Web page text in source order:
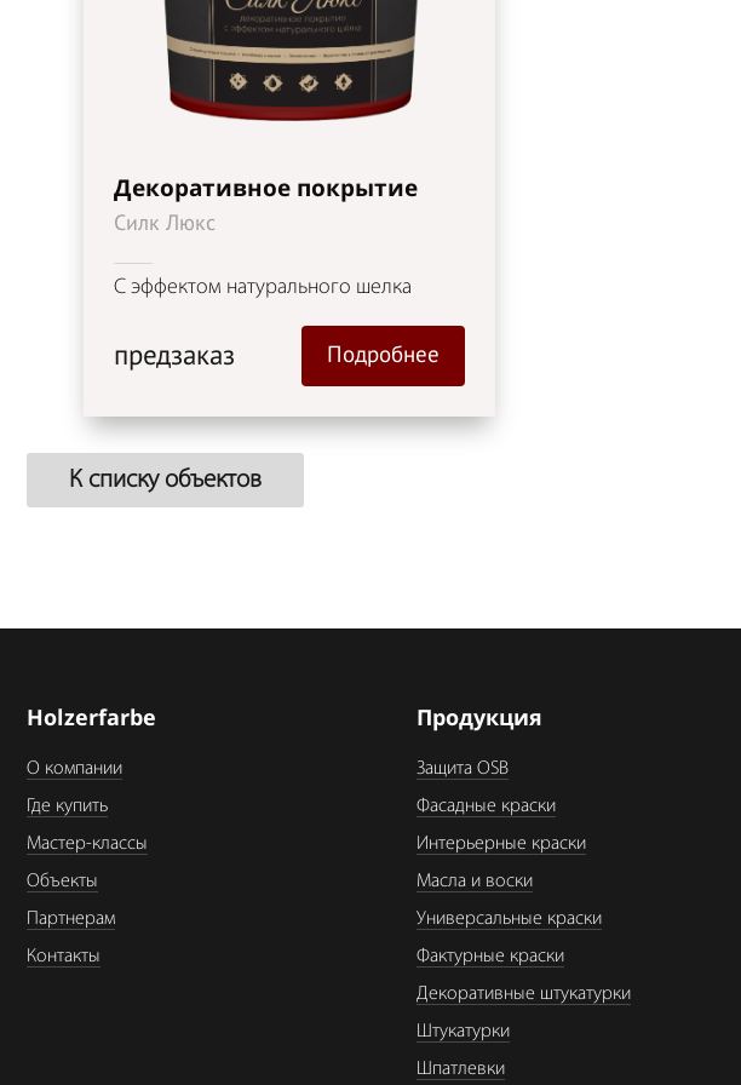
Декоративное покрытие
Силк Люкс
С эффектом натурального шелка
предзаказ Подробнее
К списку объектов
Holzerfarbe
О компании
Где купить
Мастер-классы
Объекты
Партнерам
Контакты
Продукция
Защита OSB
Фасадные краски
Интерьерные краски
Масла и воски
Универсальные краски
Фактурные краски
Декоративные штукатурки
Штукатурки
Шпатлевки